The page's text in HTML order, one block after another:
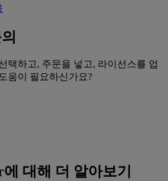
택하고, 주문을 넣고, 라이선스를 업
움이 필요하신가요?
대해 더 알아보기